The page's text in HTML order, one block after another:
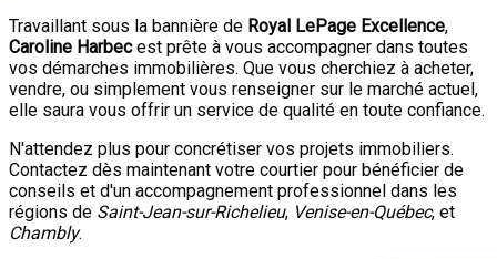
Travaillant sous la bannière de Royal LePage Excellence,
Caroline Harbecest prête à vous accompagner dans toutes
vos démarches immobilières. Que vous cherchiez à acheter,
vendre, ou simplement vous renseigner sur le marché actuel,
elle saura vous offrir un service de qualité en toute confiance.
N'attendez plus pour concrétiser vos projets immobiliers.
Contactez dès maintenant votre courtier pour bénéficier de
conseils et d'un accompagnement professionnel dans les
régions de Saint-Jean-sur-Richelieu, Venise-en-Québec, et
Chambly.